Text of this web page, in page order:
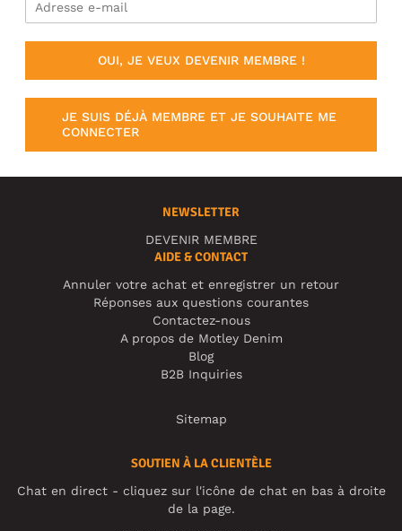
OUI, JE VEUX DEVENIR MEMBRE !
JE SUIS DÉJÀ MEMBRE ET JE SOUHAITE ME
CONNECTER
NEWSLETTER
DEVENIR MEMBRE
AIDE & CONTACT
Annuler votre achat et enregistrer un retour
Réponses aux questions courantes
Contactez-nous
A propos de Motley Denim
Blog
B2B Inquiries
Sitemap
SOUTIEN À LA CLIENTÈLE
Chat en direct - cliquez sur l'icône de chat en bas à droite
de la page.